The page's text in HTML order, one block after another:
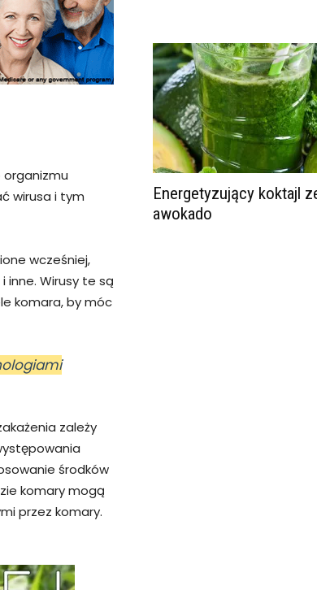
organizmu
wirusa i tym
wcześniej,
inne. Wirusy te są
komara, by móc
zależy
środków
komary mogą
przez komary.
Energetyzujący koktajl
awokado